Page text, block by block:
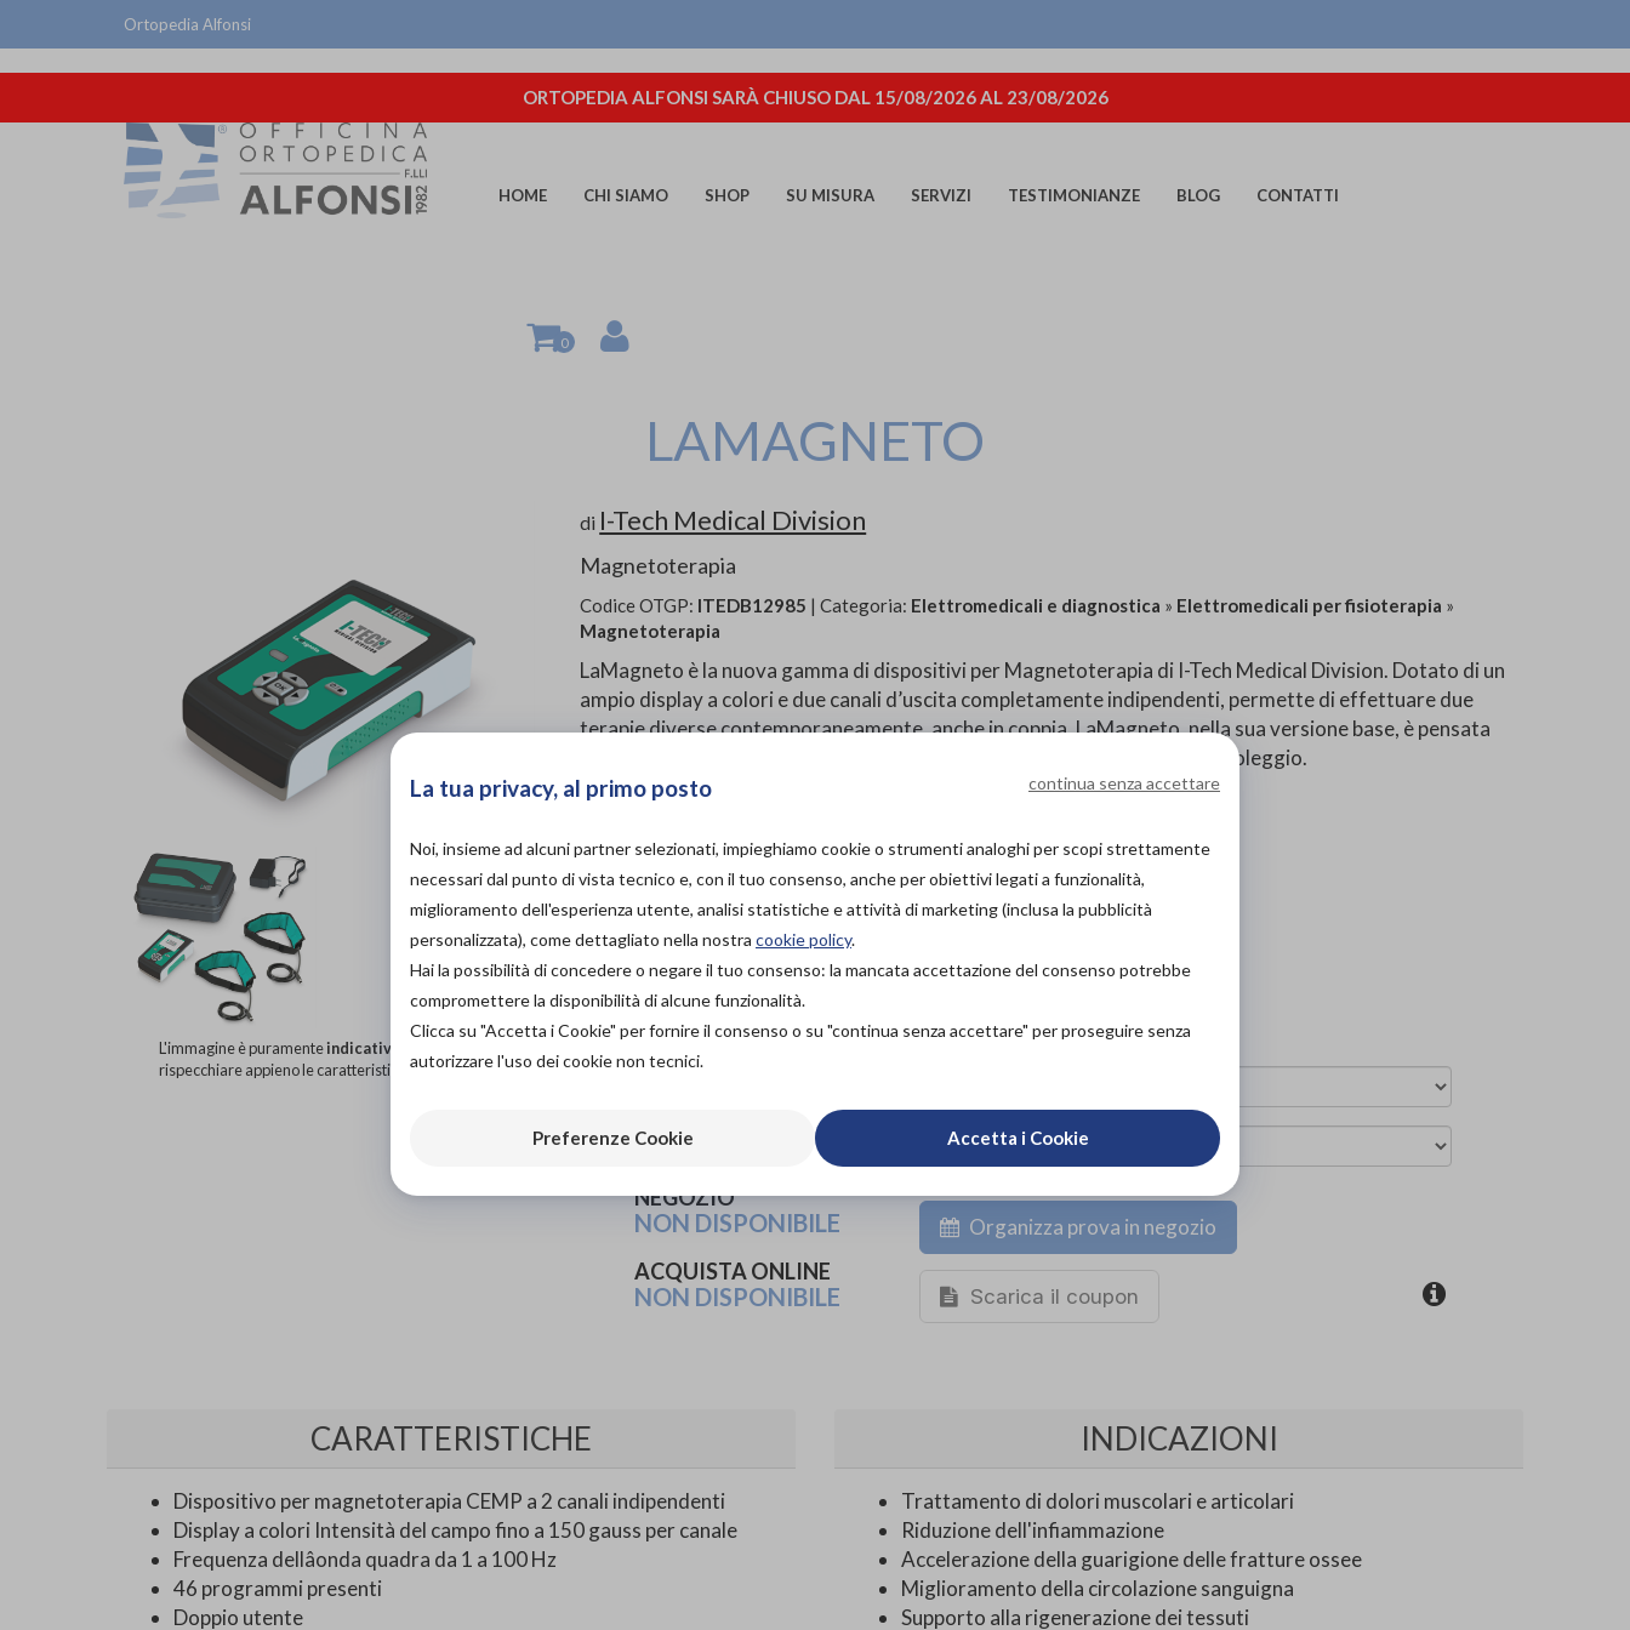
Ortopedia Alfonsi
ORTOPEDIA ALFONSI SARÀ CHIUSO DAL 15/08/2026 AL 23/08/2026
HOME CHI SIAMO SHOP SU MISURA SERVIZI TESTIMONIANZE BLOG CONTATTI
0
LAMAGNETO
L'immagine è puramenteindicativa
rispecchiare appieno le caratteristiche del prodotto.
di I-Tech Medical Division
Magnetoterapia
Codice OTGP: ITEDB12985 | Categoria: Elettromedicali e diagnostica » Elettromedicali per fisioterapia »
Magnetoterapia
LaMagneto è la nuova gamma di dispositivi per Magnetoterapia di I-Tech Medical Division. Dotato di un
ampio display a colori e due canali d’uscita completamente indipendenti, permette di effettuare due
terapie diverse contemporaneamente, anche in coppia. LaMagneto, nella sua versione base, è pensata
per la famiglia e quindi per uso domiciliare e personale. Non è previsto il noleggio.
La confezione di LaMagneto contiene:
N°1 dispositivo LaMagneto
N°1 alimentatore medicale (cavo 1.5mt circa)
N°1 manuale d’uso e manutenzione
N°1 borsa per il trasporto
Magnete per verifica esecuzione terapia
Fascia in tessuto non tessuto (TNT) 15x150 cm
DA479,00€
PROVA E NOLEGGIA IN
NEGOZIO
NON DISPONIBILE
ACQUISTA ONLINE
NON DISPONIBILE
Organizza prova in negozio
Scarica il coupon
CARATTERISTICHE
Dispositivo per magnetoterapia CEMP a 2 canali indipendenti
Display a colori Intensità del campo fino a 150 gauss per canale
Frequenza dellâonda quadra da 1 a 100 Hz
46 programmi presenti
Doppio utente
INDICAZIONI
Trattamento di dolori muscolari e articolari
Riduzione dell'infiammazione
Accelerazione della guarigione delle fratture ossee
Miglioramento della circolazione sanguigna
Supporto alla rigenerazione dei tessuti
La tua privacy, al primo posto continua senza accettare
Noi, insieme ad alcuni partner selezionati, impieghiamo cookie o strumenti analoghi per scopi strettamente
necessari dal punto di vista tecnico e, con il tuo consenso, anche per obiettivi legati a funzionalità,
miglioramento dell'esperienza utente, analisi statistiche e attività di marketing (inclusa la pubblicità
personalizzata), come dettagliato nella nostra cookie policy.
Hai la possibilità di concedere o negare il tuo consenso: la mancata accettazione del consenso potrebbe
compromettere la disponibilità di alcune funzionalità.
Clicca su "Accetta i Cookie" per fornire il consenso o su "continua senza accettare" per proseguire senza
autorizzare l'uso dei cookie non tecnici.
Preferenze Cookie Accetta i Cookie